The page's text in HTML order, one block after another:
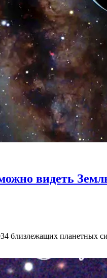
видеть
близлежащих планетных